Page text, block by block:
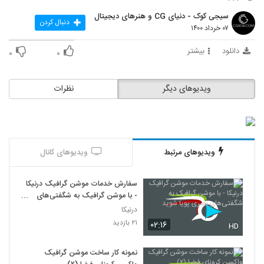
192
193
تیزر موشن گرافیک صنعت حمل و نقل
Transportation And Delivery
Station
195
Toolkit
196
Promo
سیجی کوک - دنیای CG و هنرهای دیجیتال
۰۷ خرداد ۱۴۰۰ دنبال کردن
دانلود بیشتر ۰ ۰
نظرات ویدیوهای دیگر
ویدیوهای مرتبط ویدیوهای کانال
۰۲:۱۶ HD
سفارش خدمات موشن گرافیک درنیکا
- با موشن گرافیک به شگفتی‌های
بصری پویا شوید
درنیکا
۲۱ بازدید
نمونه کار ساخت موشن گرافیک